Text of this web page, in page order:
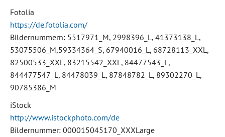
Fotolia
https://de.fotolia.com/
Bildernummern: 5517971_M, 2998396_L, 41373138_L,
53075506_M,59334364_S, 67940016_L, 68728113_XXL,
82500533_XXL, 83215542_XXL, 84477543_L,
844477547_L, 84478039_L, 87848782_L, 89302270_L,
90785386_M
iStock
http://www.istockphoto.com/de
Bildernummer: 000015045170_XXXLarge